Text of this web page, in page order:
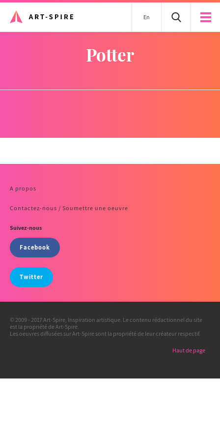
En
potter
A propos
Contactez-nous / Soumettre une oeuvre
Suivez-nous
Facebook
Twitter
© 2009 - 2017 Art-Spire, Inspiration artistique. Le contenu rédactionnel du site
est la propriété de Art-Spire.
Les oeuvres diffusées sur Art-Spire sont la propriété de leur créateur respectif.
Haut de page